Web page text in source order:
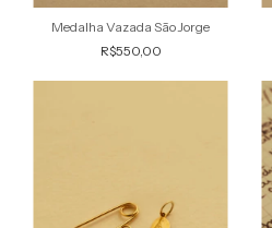
Medalha Vazada São Jorge
R$550,00